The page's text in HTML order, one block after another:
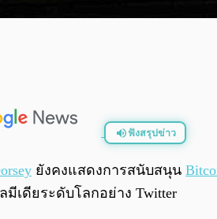
ฟังสรุปข่าว
ยังคงแสดงการสนับสนุน
เดียระดับโลกอย่าง Twitter